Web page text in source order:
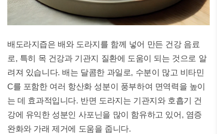
배도라지즙은 배와 도라지를 함께 넣어 만든 건강 음료
로, 특히 목 건강과 기관지 질환에 도움이 되는 것으로 알
려져 있습니다. 배는 달콤한 과일로, 수분이 많고 비타민
C를 포함한 여러 항산화 성분이 풍부하여 면역력을 높이
는 데 효과적입니다. 반면 도라지는 기관지와 호흡기 건
강에 유익한 성분인 사포닌을 많이 함유하고 있어, 염증
완화와 가래 제거에 도움을 줍니다.